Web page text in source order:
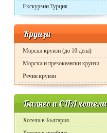
Екскурзии Турция
Круизи
Морски круизи (до 10 дена)
Морски и презокеански круизи
Речни круизи
Балнео и СПА хотели
Хотели в България